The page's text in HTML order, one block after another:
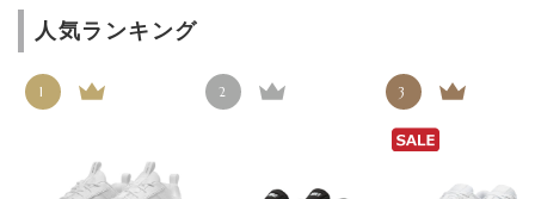
人気ランキング
1 2 3